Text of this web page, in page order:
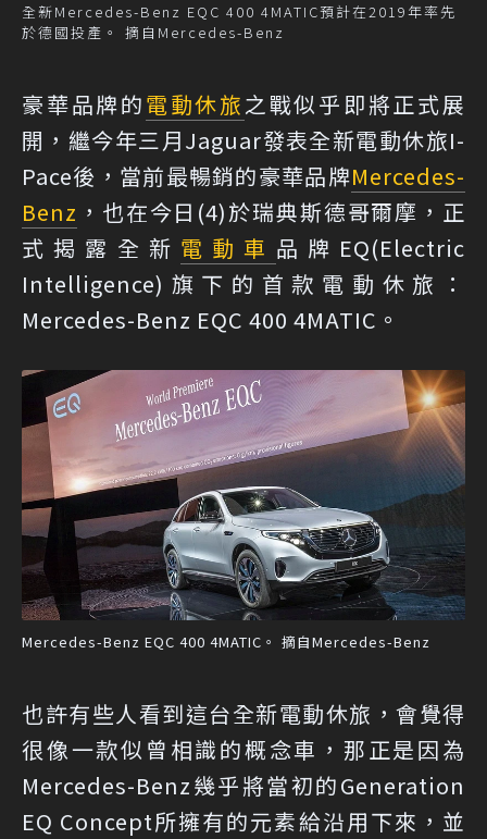
全新Mercedes-Benz EQC 400 4MATIC預計在2019年率先
於德國投產。 摘自Mercedes-Benz
豪華品牌的電動休旅之戰似乎即將正式展
開，繼今年三月Jaguar發表全新電動休旅I-
Pace後，當前最暢銷的豪華品牌Mercedes-
Benz ，也在今日(4)於瑞典斯德哥爾摩，正
式揭露全新 電動車 品牌EQ(Electric
Intelligence)旗下的首款電動休旅：
Mercedes-Benz EQC 400 4MATIC。
Mercedes-Benz EQC 400 4MATIC。 摘自Mercedes-Benz
也許有些人看到這台全新電動休旅，會覺得
很像一款似曾相識的概念車，那正是因為
Mercedes-Benz幾乎將當初的Generation
EQ Concept所擁有的元素給沿用下來，並